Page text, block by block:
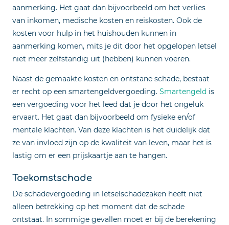
aanmerking. Het gaat dan bijvoorbeeld om het verlies
van inkomen, medische kosten en reiskosten. Ook de
kosten voor hulp in het huishouden kunnen in
aanmerking komen, mits je dit door het opgelopen letsel
niet meer zelfstandig uit (hebben) kunnen voeren.
Naast de gemaakte kosten en ontstane schade, bestaat
er recht op een smartengeldvergoeding. Smartengeld is
een vergoeding voor het leed dat je door het ongeluk
ervaart. Het gaat dan bijvoorbeeld om fysieke en/of
mentale klachten. Van deze klachten is het duidelijk dat
ze van invloed zijn op de kwaliteit van leven, maar het is
lastig om er een prijskaartje aan te hangen.
Toekomstschade
De schadevergoeding in letselschadezaken heeft niet
alleen betrekking op het moment dat de schade
ontstaat. In sommige gevallen moet er bij de berekening